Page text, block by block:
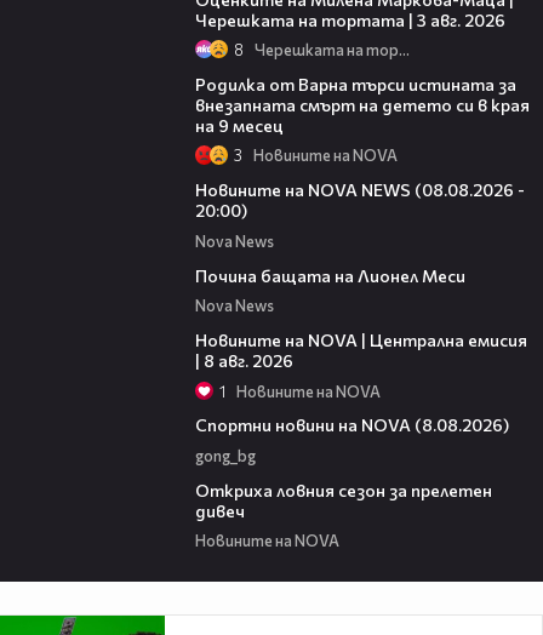
Черешката на тортата | 3 авг. 2026
8 Черешката на тортата
Родилка от Варна търси истината за
внезапната смърт на детето си в края
на 9 месец
3 Новините на NOVA
Новините на NOVA NEWS (08.08.2026 -
20:00)
Nova News
Почина бащата на Лионел Меси
Nova News
Новините на NOVA | Централна емисия
| 8 авг. 2026
1 Новините на NOVA
Спортни новини на NOVA (8.08.2026)
gong_bg
Откриха ловния сезон за прелетен
дивеч
Новините на NOVA